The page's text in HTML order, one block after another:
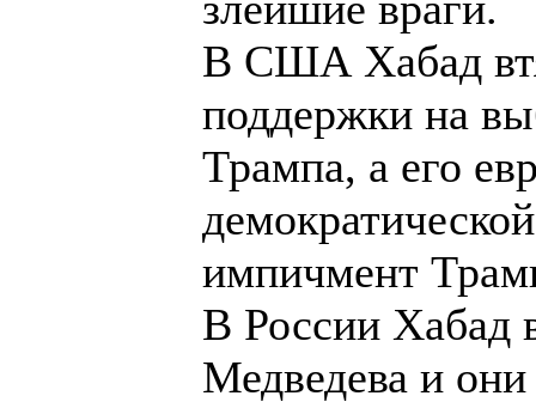
В США Хабад
поддержки на
Трампа, а его
импичмент
В России Хабад
Медведева и